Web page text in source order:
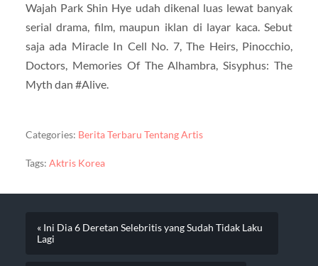
Wajah Park Shin Hye udah dikenal luas lewat banyak
serial drama, film, maupun iklan di layar kaca. Sebut
saja ada Miracle In Cell No. 7, The Heirs, Pinocchio,
Doctors, Memories Of The Alhambra, Sisyphus: The
Myth dan #Alive.
Categories: Berita Terbaru Tentang Artis
Tags: Aktris Korea
« Ini Dia 6 Deretan Selebritis yang Sudah Tidak Laku
Lagi